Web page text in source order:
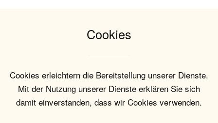
Cookies
Cookies erleichtern die Bereitstellung unserer Dienste.
Mit der Nutzung unserer Dienste erklären Sie sich
damit einverstanden, dass wir Cookies verwenden.